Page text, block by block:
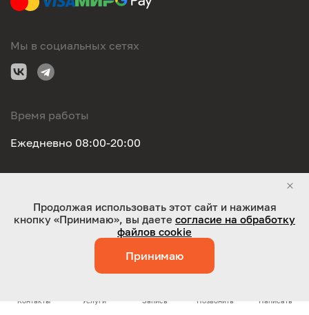
Контакты Услуги Запись Позвонить Написать
Мы в социальных сетях
Время работы
Ежедневно 08:00-20:00
ООО "Оригинал-сервис". Все права защищены 2026
Работает на технологиях:Jaky
Продолжая использовать этот сайт и нажимая
кнопку «Принимаю», вы даете согласие на обработку
файлов cookie
Принимаю